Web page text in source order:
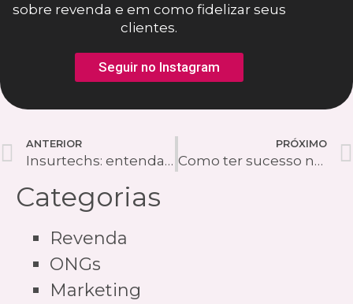
sobre revenda e em como fidelizar seus
clientes.
Seguir no Instagram
ANTERIOR
Insurtechs: entenda como a modalidade de cobrança recorrente ajudou na popularização dessa modalidade
PRÓXIMO
Como ter sucesso na revenda de semijoias pelo Instagram
Categorias
Revenda
ONGs
Marketing